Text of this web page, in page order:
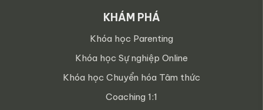
KHÁM PHÁ
Khóa học Parenting
Khóa học Sự nghiệp Online
Khóa học Chuyển hóa Tâm thức
Coaching 1:1